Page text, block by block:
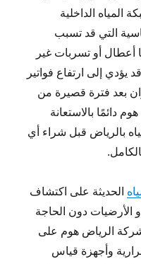
الداخلية
التي قد تسبب
أعطال أو تسربات غير
إلى ارتفاع فواتير
بعد فترة قصيرة من
دائمًا بالاستعانة
بالرياض قبل شراء أي
الحديثة على اكتشاف
الأرضيات دون الحاجة
الرياض هوم على
وأجهزة قياس